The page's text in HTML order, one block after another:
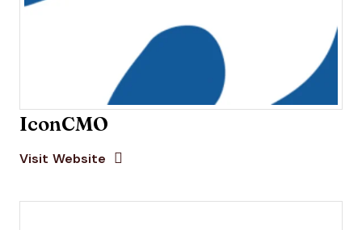
IconCMO
Visit Website Opens New Window